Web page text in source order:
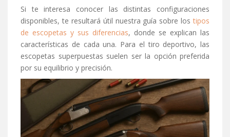
Si te interesa conocer las distintas configuraciones
disponibles, te resultará útil nuestra guía sobre lostipos
de escopetas y sus diferencias, donde se explican las
características de cada una. Para el tiro deportivo, las
escopetas superpuestas suelen ser la opción preferida
por su equilibrio y precisión.